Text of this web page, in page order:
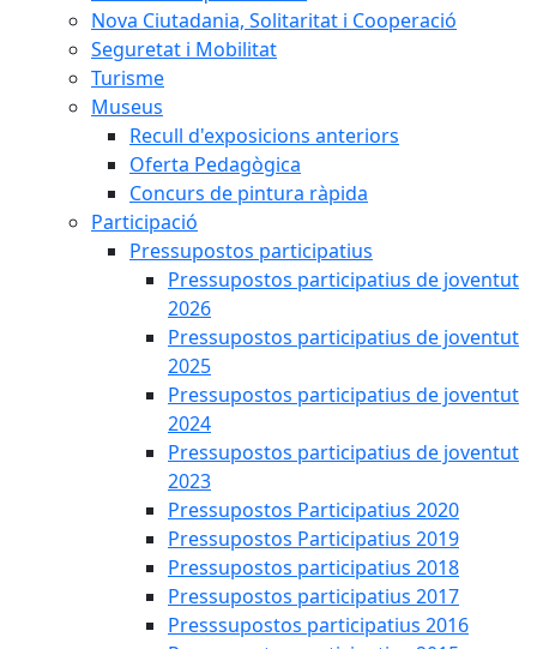
Nova Ciutadania, Solitaritat i Cooperació
Seguretat i Mobilitat
Turisme
Museus
Recull d'exposicions anteriors
Oferta Pedagògica
Concurs de pintura ràpida
Participació
Pressupostos participatius
Pressupostos participatius de joventut
2026
Pressupostos participatius de joventut
2025
Pressupostos participatius de joventut
2024
Pressupostos participatius de joventut
2023
Pressupostos Participatius 2020
Pressupostos Participatius 2019
Pressupostos participatius 2018
Pressupostos participatius 2017
Presssupostos participatius 2016